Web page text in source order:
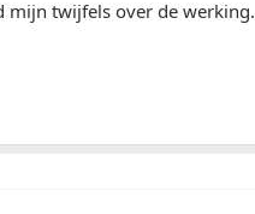
mijn twijfels over de werking.